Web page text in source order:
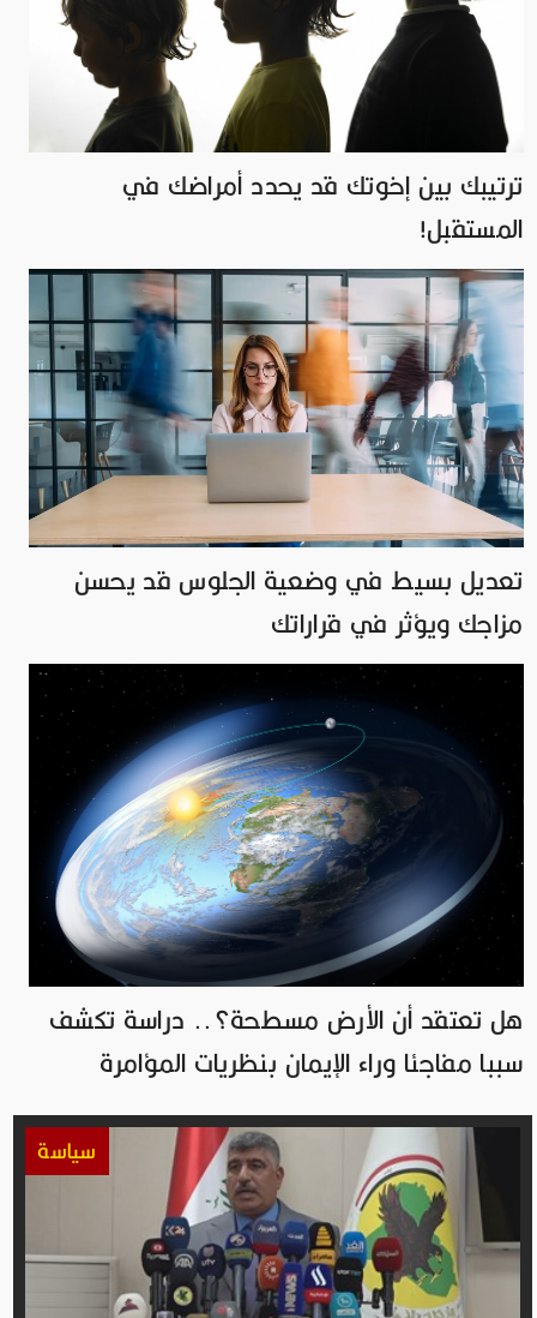
ترتيبك بين إخوتك قد يحدد أمراضك في
المستقبل!
تعديل بسيط في وضعية الجلوس قد يحسن
مزاجك ويؤثر في قراراتك
هل تعتقد أن الأرض مسطحة؟.. دراسة تكشف
سببا مفاجئا وراء الإيمان بنظريات المؤامرة
سياسة